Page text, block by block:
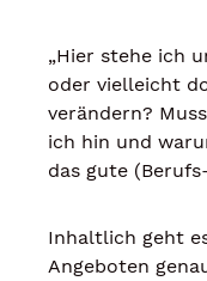
„Hier stehe ich
oder vielleicht
verändern?
ich hin und
das gute
Inhaltlich geht
Angeboten